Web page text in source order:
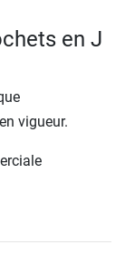
en J
vigueur.